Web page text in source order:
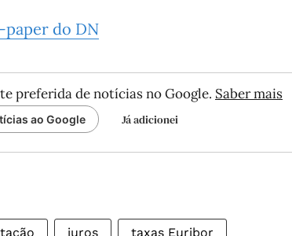
paper do DN
preferida de notícias no Google. Saber mais
ao Google Já adicionei
juros taxas Euribor